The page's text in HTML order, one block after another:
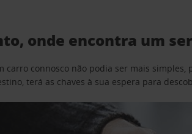
onde encontra um
carro connosco não podia ser mais
terá as chaves à sua espera para